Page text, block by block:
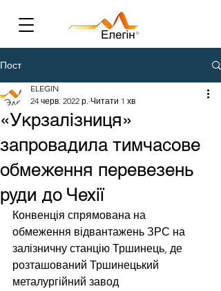
Пост
«Укрзалізниця»
запровадила тимчасове
обмеження перевезень
руди до Чехії
ELEGIN
24 черв. 2022 р. Читати 1 хв
Конвенція спрямована на
обмеження відвантажень ЗРС на
залізничну станцію Тршинець, де
розташований Тршинецький
металургійний завод